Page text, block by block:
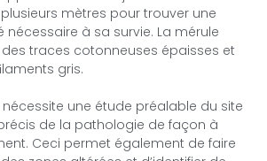
mètres pour trouver une
nécessaire à sa survie. La mérule
traces cotonneuses épaisses et
gris.
une étude préalable du site
de la pathologie de façon à
Ceci permet également de faire